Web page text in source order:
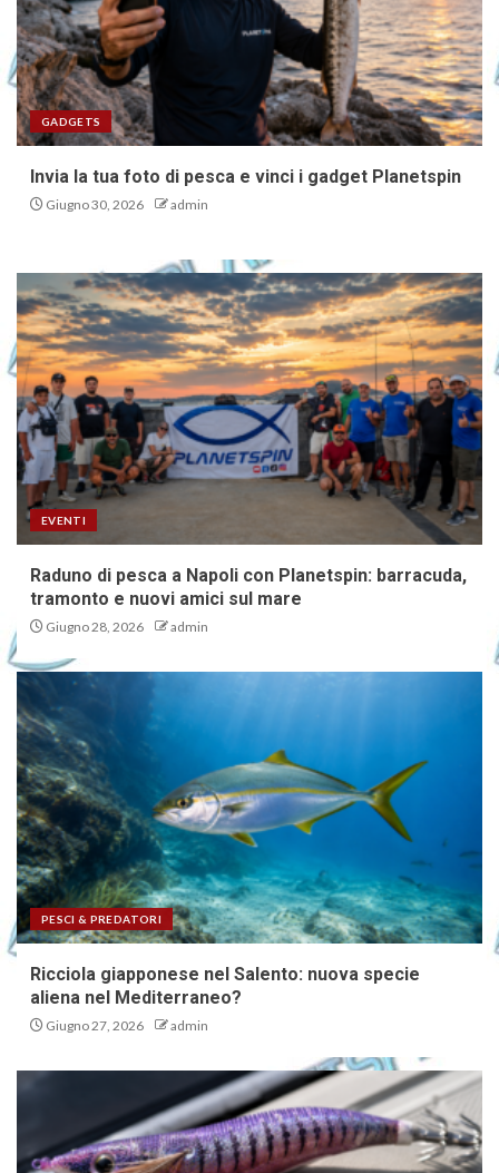
GADGETS
Invia la tua foto di pesca e vinci i gadget Planetspin
Giugno 30, 2026 admin
EVENTI
Raduno di pesca a Napoli con Planetspin: barracuda,
tramonto e nuovi amici sul mare
Giugno 28, 2026 admin
PESCI & PREDATORI
Ricciola giapponese nel Salento: nuova specie
aliena nel Mediterraneo?
Giugno 27, 2026 admin